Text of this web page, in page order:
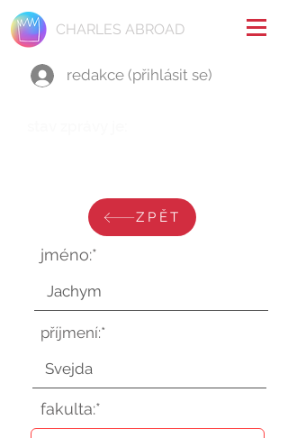
CHARLES ABROAD
redakce (přihlásit se)
ZPĚT
jméno:*
příjmení:*
fakulta:*